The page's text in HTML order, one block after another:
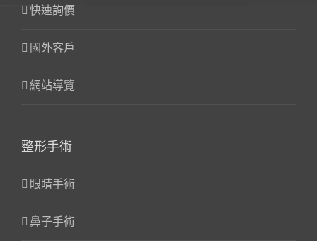
快速詢價
國外客戶
網站導覽
整形手術
眼睛手術
鼻子手術